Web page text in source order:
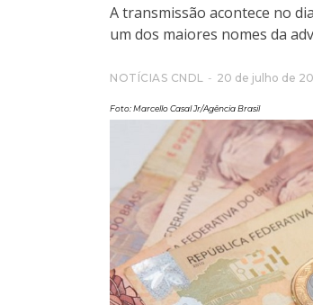
A transmissão acontece no
um dos maiores nomes da
NOTÍCIAS CNDL 20 de julho de
Foto: Marcello Casal Jr/Agência Brasil